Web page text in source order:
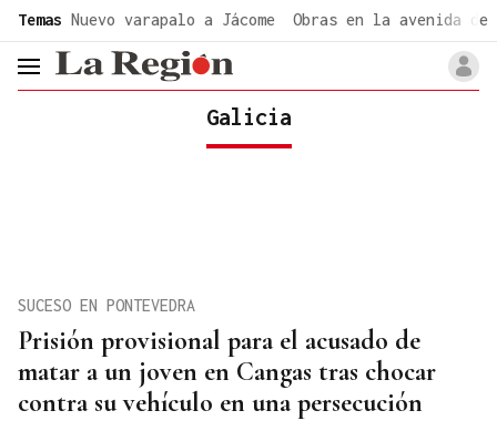
Temas Nuevo varapalo a Jácome Obras en la avenida de
header.menu.open
Galicia
Prisión provisional para el acusado de
matar a un joven en Cangas tras chocar
contra su vehículo en una persecución
SUCESO EN PONTEVEDRA